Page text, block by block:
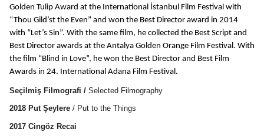
Golden Tulip Award at the International İstanbul Film Festival with
“Thou Gild’st the Even” and won the Best Director award in 2014
with “Let’s Sin”. With the same film, he collected the Best Script and
Best Director awards at the Antalya Golden Orange Film Festival. With
the film “Blind in Love”, he won the Best Director and Best Film
Awards in 24. International Adana Film Festival.
Seçilmiş Filmografi / Selected Filmography
2018 Put Şeylere / Put to the Things
2017 Cingöz Recai